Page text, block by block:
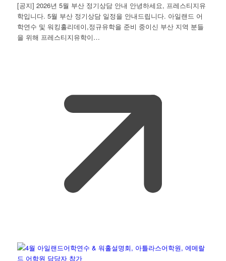
[공지] 2026년 5월 부산 정기상담 안내 안녕하세요, 프레스티지유
학입니다. 5월 부산 정기상담 일정을 안내드립니다. 아일랜드 어
학연수 및 워킹홀리데이,정규유학을 준비 중이신 부산 지역 분들
을 위해 프레스티지유학이…